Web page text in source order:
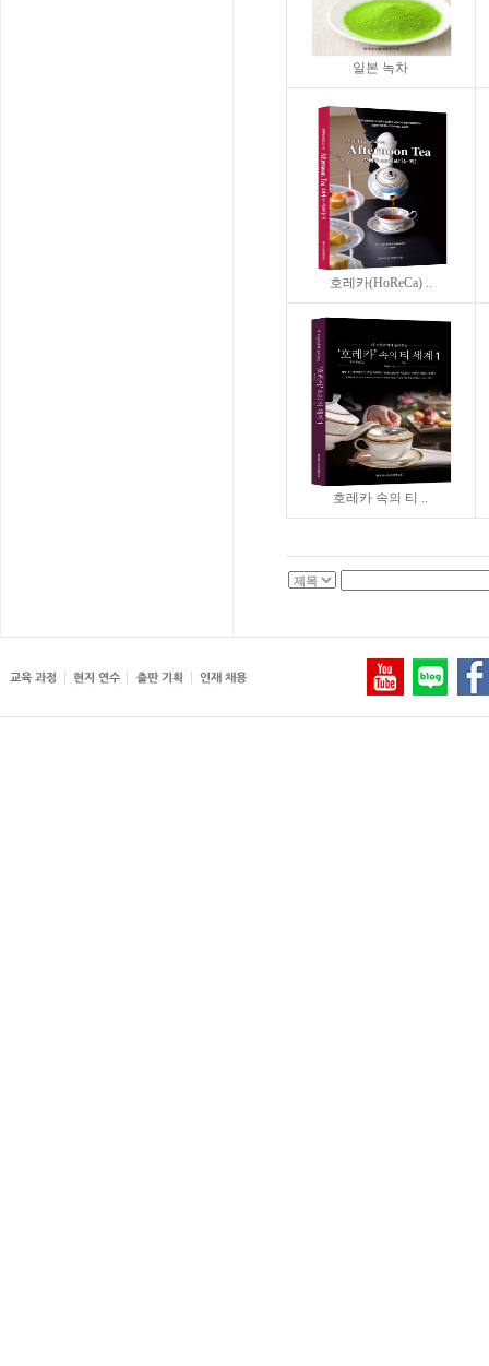
일본 녹차
호레카(HoReCa) ..
호레카 속의 티 ..